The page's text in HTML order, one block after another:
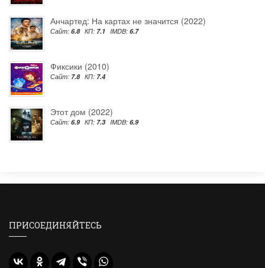
Анчартед: На картах не значится (2022)
Сайт: 6.8 КП: 7.1 IMDB: 6.7
Фиксики (2010)
Сайт: 7.8 КП: 7.4
Этот дом (2022)
Сайт: 6.9 КП: 7.3 IMDB: 6.9
ПРИСОЕДИНЯЙТЕСЬ